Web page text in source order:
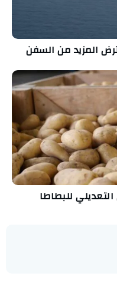
المزيد من السفن
للبطاطا